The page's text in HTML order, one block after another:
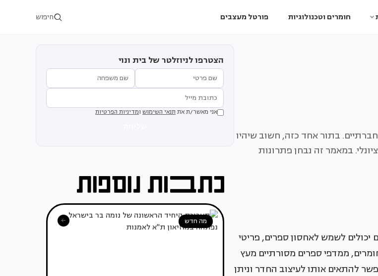
חומרים וטכנולוגיות פורטל מעצבים חיפוש
בתור אחד כזה, חשוב שיהיו
במאמר זה נבחן פתרונות
לשמש לאחסון ספרים, פריטי
ממדפי ספרים מסורתיים מעץ
להתאים אותו לעיצוב החדר וניתן
הצטרפו לניוזלטר של בית ונוי
אני מאשר/ת את תנאי השימוש ומדיניות הפרטיות
מה חדש